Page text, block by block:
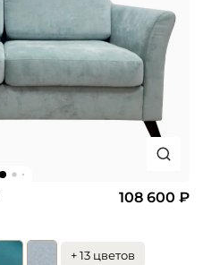
108 600 ₽
+ 13 цветов